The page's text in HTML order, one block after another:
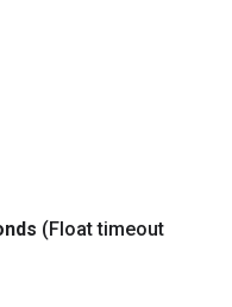
(Float timeout